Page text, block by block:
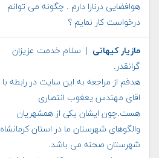
هوافضایی درنارا دارم . چگونه می توانم
درخواست کار نمایم ؟
مازیار کیهانی | سلام خدمت عزیزان
گرانقدر.
هدفم از مراجعه به این سایت در رابطه با
اقای مهندس یعغوب انتصاری
هست.چون ایشان یکی از همشهریان
والگوهای شهرستان ما در استان کرمانشاه
شهرستان صحنه می باشد.